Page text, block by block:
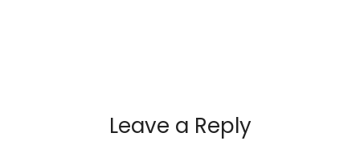
Leave a Reply